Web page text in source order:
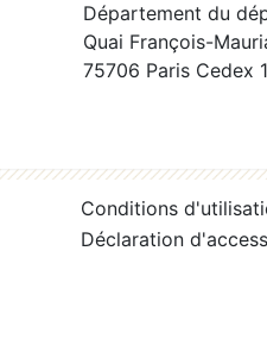
Département du
Quai François-
75706 Paris Cedex
Conditions
Déclaration